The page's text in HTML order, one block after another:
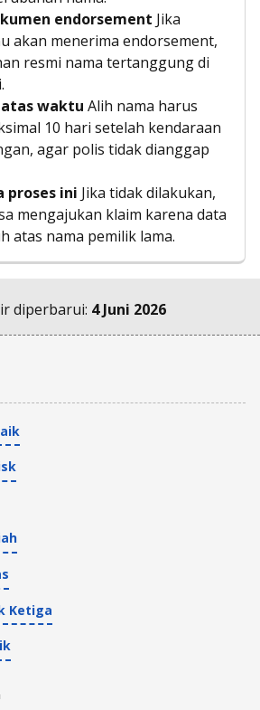
endorsement Jika
akan menerima endorsement,
resmi nama tertanggung di
waktu Alih nama harus
10 hari setelah kendaraan
agar polis tidak dianggap
proses ini Jika tidak dilakukan,
mengajukan klaim karena data
atas nama pemilik lama.
diperbarui: 4 Juni 2026
Ketiga